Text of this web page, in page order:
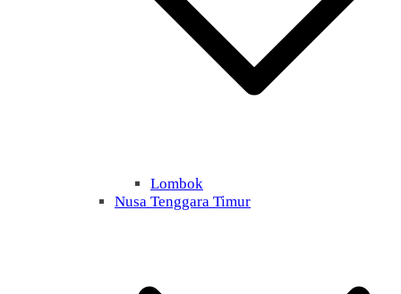
Lombok
Nusa Tenggara Timur